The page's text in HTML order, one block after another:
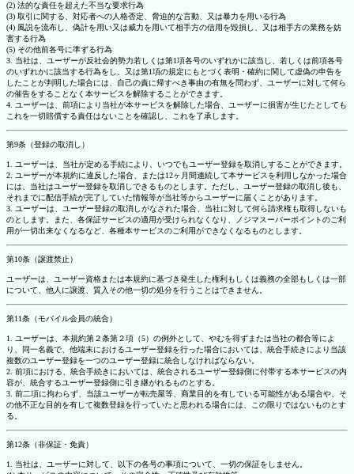
(2) 法的な責任を超えた不当な要求行為
(3) 取引に関する、対応者への人格否定、脅迫的な言動、又は暴力を用いる行為
(4) 風説を流布し、偽計を用い又は威力を用いて相手方の信用を毀損し、又は相手方の業務を妨
害する行為
(5) その他前各号に準ずる行為
3. 当社は、ユーザーが反社会的勢力若しくは第1項各号のいずれかに該当し、若しくは前項各号
のいずれかに該当する行為をし、又は第1項の規定にもとづく表明・確約に関して虚偽の申告を
したことが判明した場合には、自己の責に帰すべき事由の有無を問わず、ユーザーに対して何ら
の催告をすることなく本サービスを解除することができます。
4. ユーザーは、前項により当社が本サービスを解除した場合、ユーザーに損害が生じたとしても
これを一切賠償する責任はないことを確認し、これを了承します。
第9条（登録の取消し）
1. ユーザーは、当社が定める手続により、いつでもユーザー登録を取消しすることができます。
2. ユーザーが本規約に違反した場合、または12ヶ月間連続して本サービスを利用しなかった場合
には、当社はユーザー登録を取消しできるものとします。ただし、ユーザー登録の取消し後も、
それまでに配信手続が完了していた情報等が当社等からユーザーに届くことがあります。
3. ユーザーは、ユーザー登録の取消しがなされた場合、当社に対して何ら請求権も取得しないも
のとします。また、各保証サービスの適用が受けられなくなり、ノジマスーパーポイントのご利
用が一切出来なくなるなど、各種本サービスのご利用ができなくなるものとします。
第10条（譲渡禁止）
ユーザーは、ユーザー資格または本規約に基づき発生した権利もしくは義務の全部もしくは一部
について、他人に譲渡、質入その他一切の処分を行うことはできません。
第11条（モバイル会員の統合）
1. ユーザーは、本規約第２条第２項（5）の例外として、やむを得ずまたは当社の都合等によ
り、同一名義で、他端末におけるユーザー登録を行った場合においては、統合手続きにより当該
複数のユーザー登録を一つのユーザー登録に統合しなければならない。
2. 前項における、統合手続きにおいては、統合されるユーザー登録側に付帯する本サービスの内
容が、統合するユーザー登録側に引き継がれるものとする。
3. 前二項に拘わらず、当該ユーザーが転売屋等、商業目的を有している可能性がある場合や、そ
の他不正な目的を有して複数登録を行っていたと思われる場合には、この限りではないものとす
る。
第12条（非保証・免責）
1. 当社は、ユーザーに対して、以下の各号の事項について、一切の保証をしません。